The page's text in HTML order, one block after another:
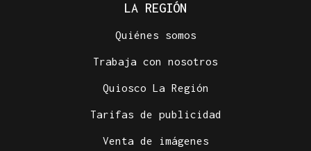
LA REGIÓN
Quiénes somos
Trabaja con nosotros
Quiosco La Región
Tarifas de publicidad
Venta de imágenes